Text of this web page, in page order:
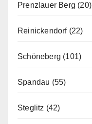
Prenzlauer Berg (20)
Reinickendorf(22)
Schöneberg (101)
Spandau (55)
Steglitz (42)